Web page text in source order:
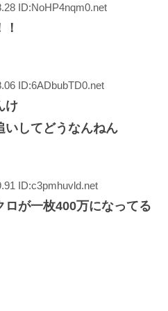
ID:NoHP4nqm0.net
ID:6ADbubTD0.net
け
いしてどうなんねん
ID:c3pmhuvld.net
が一枚400万になってる